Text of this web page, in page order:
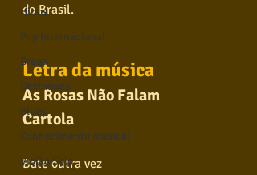
Hinos
Pop Internacional
Brega
Destaques
Blues
Conhecimento musical
Violão Solo
do Brasil.
Letra da música
As Rosas Não Falam
Cartola
Bate outra vez